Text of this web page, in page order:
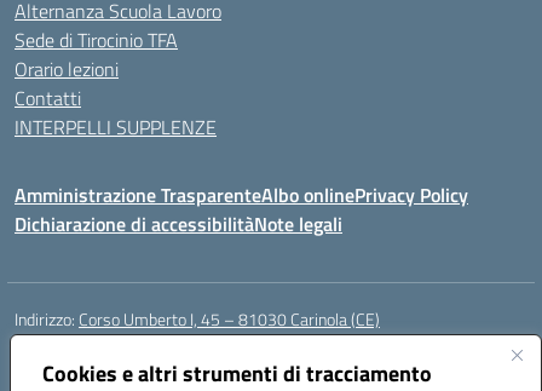
Cookies e altri strumenti di tracciamento
Alternanza Scuola Lavoro
Sede di Tirocinio TFA
Orario lezioni
Contatti
INTERPELLI SUPPLENZE
Amministrazione TrasparenteAlbo onlinePrivacy Policy
Dichiarazione di accessibilitàNote legali
Indirizzo: Corso Umberto I, 45 – 81030 Carinola (CE)
Centralino:
Posta elettronica certificata (PEC):ceic88700p@pec.istruzione.it